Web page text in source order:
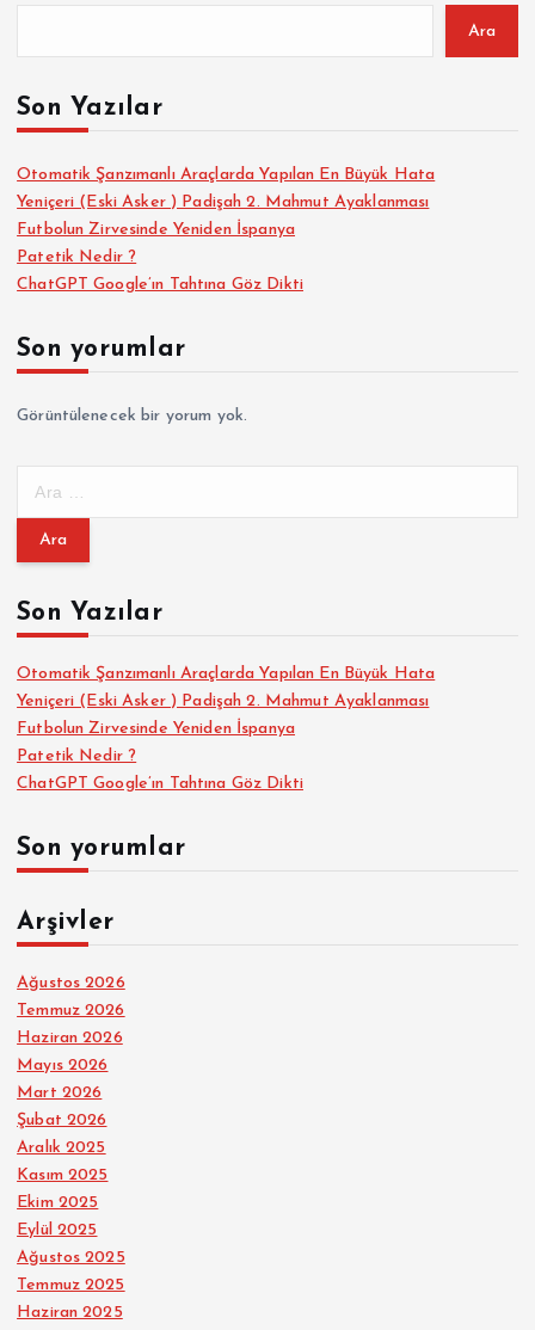
Ara
Son Yazılar
Otomatik Şanzımanlı Araçlarda Yapılan En Büyük Hata
Yeniçeri (Eski Asker ) Padişah 2. Mahmut Ayaklanması
Futbolun Zirvesinde Yeniden İspanya
Patetik Nedir ?
ChatGPT Google’ın Tahtına Göz Dikti
Son yorumlar
Görüntülenecek bir yorum yok.
m
:Son Yazılar
Otomatik Şanzımanlı Araçlarda Yapılan En Büyük Hata
Yeniçeri (Eski Asker ) Padişah 2. Mahmut Ayaklanması
Futbolun Zirvesinde Yeniden İspanya
Patetik Nedir ?
ChatGPT Google’ın Tahtına Göz Dikti
Son yorumlar
Arşivler
Ağustos 2026
Temmuz 2026
Haziran 2026
Mayıs 2026
Mart 2026
Şubat 2026
Aralık 2025
Kasım 2025
Ekim 2025
Eylül 2025
Ağustos 2025
Temmuz 2025
Haziran 2025